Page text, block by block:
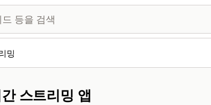
밍
스트리밍 앱